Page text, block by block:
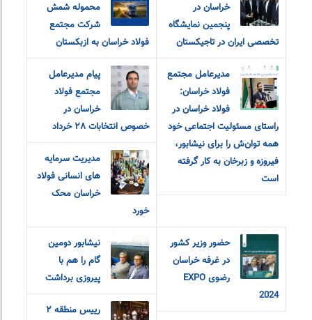
خراسان در
پنجمین نمایشگاه
تخصصی ایران در تاجیکستان
محموله شمش
شرکت مجتمع
فولاد خراسان به ازبکستان
مدیرعامل مجتمع
فولاد خراسان:
فولاد خراسان در
راستای مسئولیت اجتماعی خود
همه توان‌ش را برای نیشابور،
فیروزه و زبرخان به کار گرفته
است
پیام مدیرعامل
مجتمع فولاد
خراسان در
خصوص انتخابات ٢٨ خرداد
مدیریت سرمایه
های انسانی فولاد
خراسان محک
خورد
حضور وزیر کشور
در غرفه خراسان
رضوی EXPO
2024
نیشابور دومین
گام را هم با
پیروزی برداشت
رییس منطقه ٢